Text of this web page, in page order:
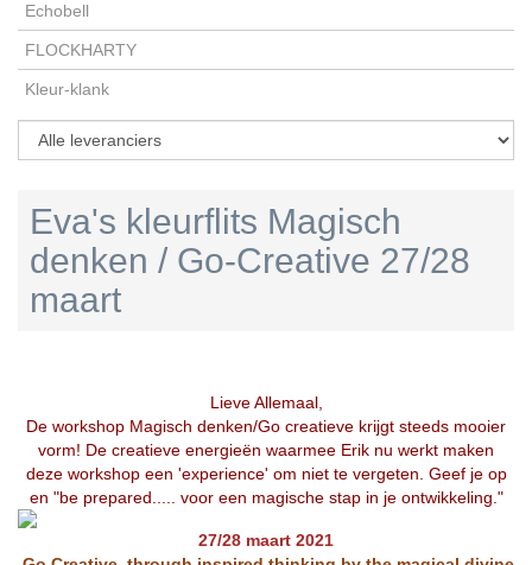
Echobell
FLOCKHARTY
Kleur-klank
Eva's kleurflits Magisch
denken / Go-Creative 27/28
maart
Lieve Allemaal,
De workshop Magisch denken/Go creatieve krijgt steeds mooier
vorm! De creatieve energieën waarmee Erik nu werkt maken
deze workshop een 'experience' om niet te vergeten. Geef je op
en "be prepared..... voor een magische stap in je ontwikkeling."
27/28 maart 2021